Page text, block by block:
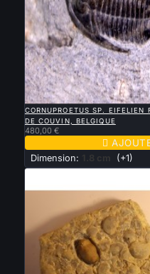
 APERÇU RAPIDE
CORNUPROETUS SP. EIFELIEN
DE COUVIN, BELGIQUE
480,00 €

Dimension: 1.8 cm (+1)